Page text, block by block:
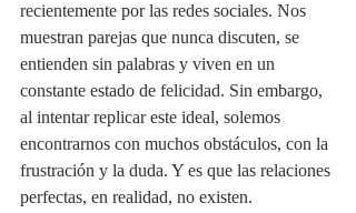
recientemente por las redes sociales. Nos
muestran parejas que nunca discuten, se
entienden sin palabras y viven en un
constante estado de felicidad. Sin embargo,
al intentar replicar este ideal, solemos
encontrarnos con muchos obstáculos, con la
frustración y la duda. Y es que las relaciones
perfectas, en realidad, no existen.